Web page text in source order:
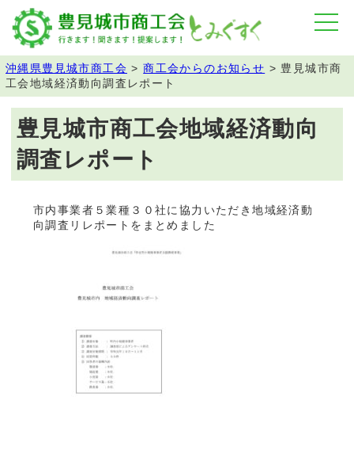
沖縄県豊見城市商工会 >商工会からのお知らせ > 豊見城市商
工会地域経済動向調査レポート
豊見城市商工会地域経済動向
調査レポート
市内事業者５業種３０社に協力いただき地域経済動
向調査リレポートをまとめました